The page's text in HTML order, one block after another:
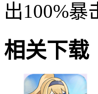
出100%暴
相关下载